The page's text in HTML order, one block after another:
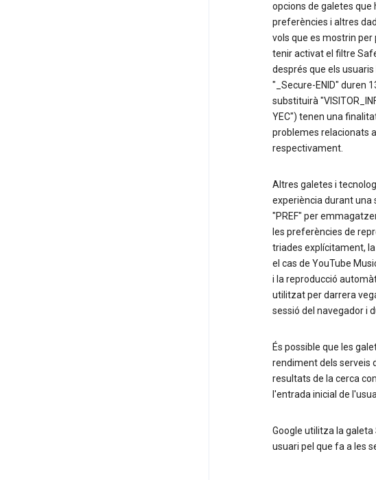
opcions de galetes
preferències i altres
vols que es mostrin per
tenir activat el filtre
després que els
"_Secure-ENID" duren
substituirà
YEC") tenen una
problemes relacionats
respectivament.
Altres galetes i
experiència durant una
"PREF" per
les preferències de
triades explícitament,
el cas de YouTube
i la reproducció
utilitzat per darrera
sessió del navegador i
És possible que les
rendiment dels serveis
resultats de la cerca
l'entrada inicial de
Google utilitza la
usuari pel que fa a les